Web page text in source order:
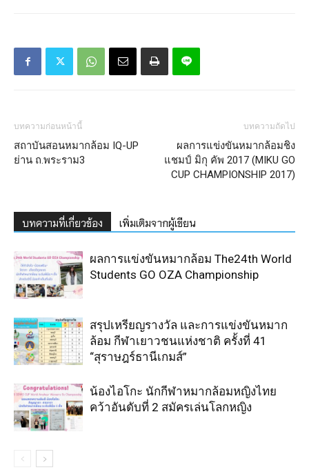
บทความก่อนหน้านี้
สถาบันสอนหมากล้อม IQ-UP
ย่าน ถ.พระราม3
บทความถัดไป
ผลการแข่งขันหมากล้อมชิง
แชมป์ มิกุ คัพ 2017 (MIKU GO
CUP CHAMPIONSHIP 2017)
บทความที่เกี่ยวข้อง เพิ่มเติมจากผู้เขียน
ผลการแข่งขันหมากล้อม The24th World
Students GO OZA Championship
สรุปเหรียญรางวัล และการแข่งขันหมาก
ล้อม กีฬาเยาวชนแห่งชาติ ครั้งที่ 41
“สุราษฎร์ธานีเกมส์”
น้องไอโกะ นักกีฬาหมากล้อมหญิงไทย
คว้าอันดับที่ 2 สมัครเล่นโลกหญิง